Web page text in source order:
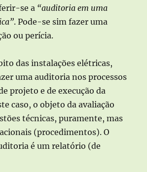
se a “auditoria em uma
. Pode-se sim fazer uma
ou perícia.
das instalações elétricas,
uma auditoria nos processos
projeto e de execução da
caso, o objeto da avaliação
técnicas, puramente, mas
(procedimentos). O
é um relatório (de